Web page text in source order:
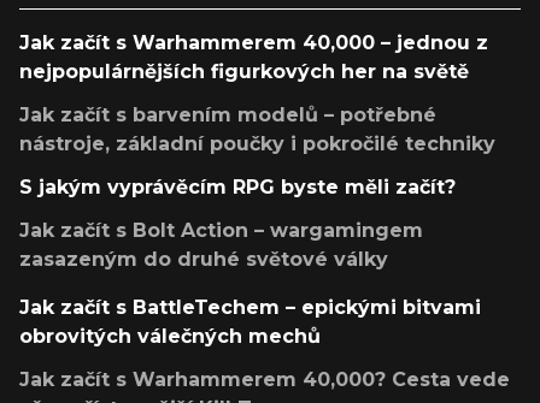
Jak začít s Warhammerem 40,000 – jednou z
nejpopulárnějších figurkových her na světě
Jak začít s barvením modelů – potřebné
nástroje, základní poučky i pokročilé techniky
S jakým vyprávěcím RPG byste měli začít?
Jak začít s Bolt Action – wargamingem
zasazeným do druhé světové války
Jak začít s BattleTechem – epickými bitvami
obrovitých válečných mechů
Jak začít s Warhammerem 40,000? Cesta vede